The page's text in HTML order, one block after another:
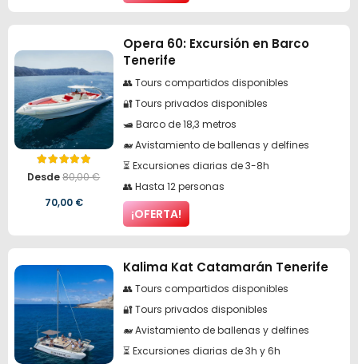
950,00 €.895,00 €.
Valorado con 5.00de 5
Desde80,00€
El
era:
80,00 €.
70,00 €El
es:
70,00 €.
Opera 60: Excursión en Barco
Tenerife
👥 Tours compartidos disponibles
🔐 Tours privados disponibles
🛥️ Barco de 18,3 metros
🐋 Avistamiento de ballenas y delfines
⏳ Excursiones diarias de 3-8h
👥 Hasta 12 personas
¡OFERTA!
Kalima Kat Catamarán Tenerife
👥 Tours compartidos disponibles
🔐 Tours privados disponibles
🐋 Avistamiento de ballenas y delfines
⏳ Excursiones diarias de 3h y 6h